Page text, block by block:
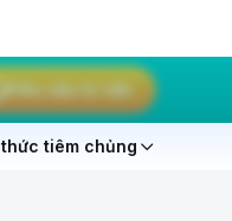
Yêu cầu tư vấn
tiêm chủng